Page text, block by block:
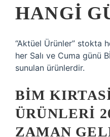
HANGI
“Aktüel Ürünler” stokta
her Salı ve Cuma günü
sunulan ürünlerdir.
BİM
ÜRÜNLERI
ZAMAN